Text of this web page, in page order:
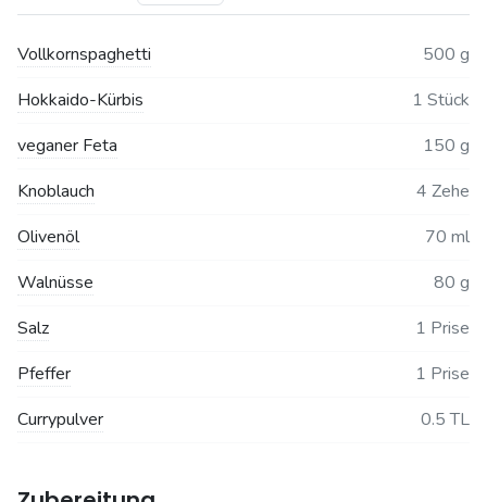
Vollkornspaghetti
500 g
Hokkaido-Kürbis
1 Stück
veganer Feta
150 g
Knoblauch
4 Zehe
Olivenöl
70 ml
Walnüsse
80 g
Salz
1 Prise
Pfeffer
1 Prise
Currypulver
0.5 TL